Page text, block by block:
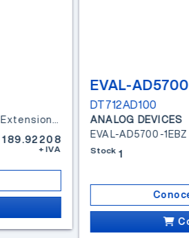
189.92208
+IVA
EVAL-
DT712AD100
ANALOG DEVICES
Stock 1